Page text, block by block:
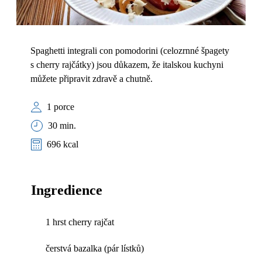
Spaghetti integrali con pomodorini (celozrnné špagety
s cherry rajčátky) jsou důkazem, že italskou kuchyni
můžete připravit zdravě a chutně.
1 porce
30 min.
696 kcal
Ingredience
1 hrst cherry rajčat
čerstvá bazalka (pár lístků)